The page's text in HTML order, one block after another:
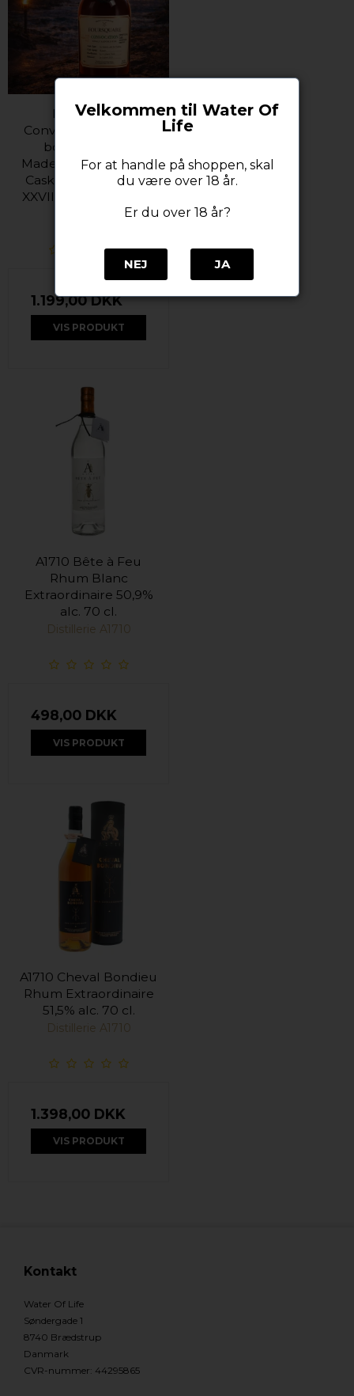
Foursquare
Convocation 14år Ex-
bourbon & Ex-
Madeira - Exceptional
Cask Selection Mark
XXVIII - 62% alc. 70 cl.
1.199,00 DKK
VIS PRODUKT
A1710 Bête à Feu
Rhum Blanc
Extraordinaire 50,9%
alc. 70 cl.
Distillerie A1710
498,00 DKK
VIS PRODUKT
A1710 Cheval Bondieu
Rhum Extraordinaire
51,5% alc. 70 cl.
Distillerie A1710
1.398,00 DKK
VIS PRODUKT
Kontakt
Water Of Life
Søndergade 1
8740 Brædstrup
Danmark
CVR-nummer: 44295865
Velkommen til Water Of
Life
For at handle på shoppen, skal
du være over 18 år.
Er du over 18 år?
NEJ JA